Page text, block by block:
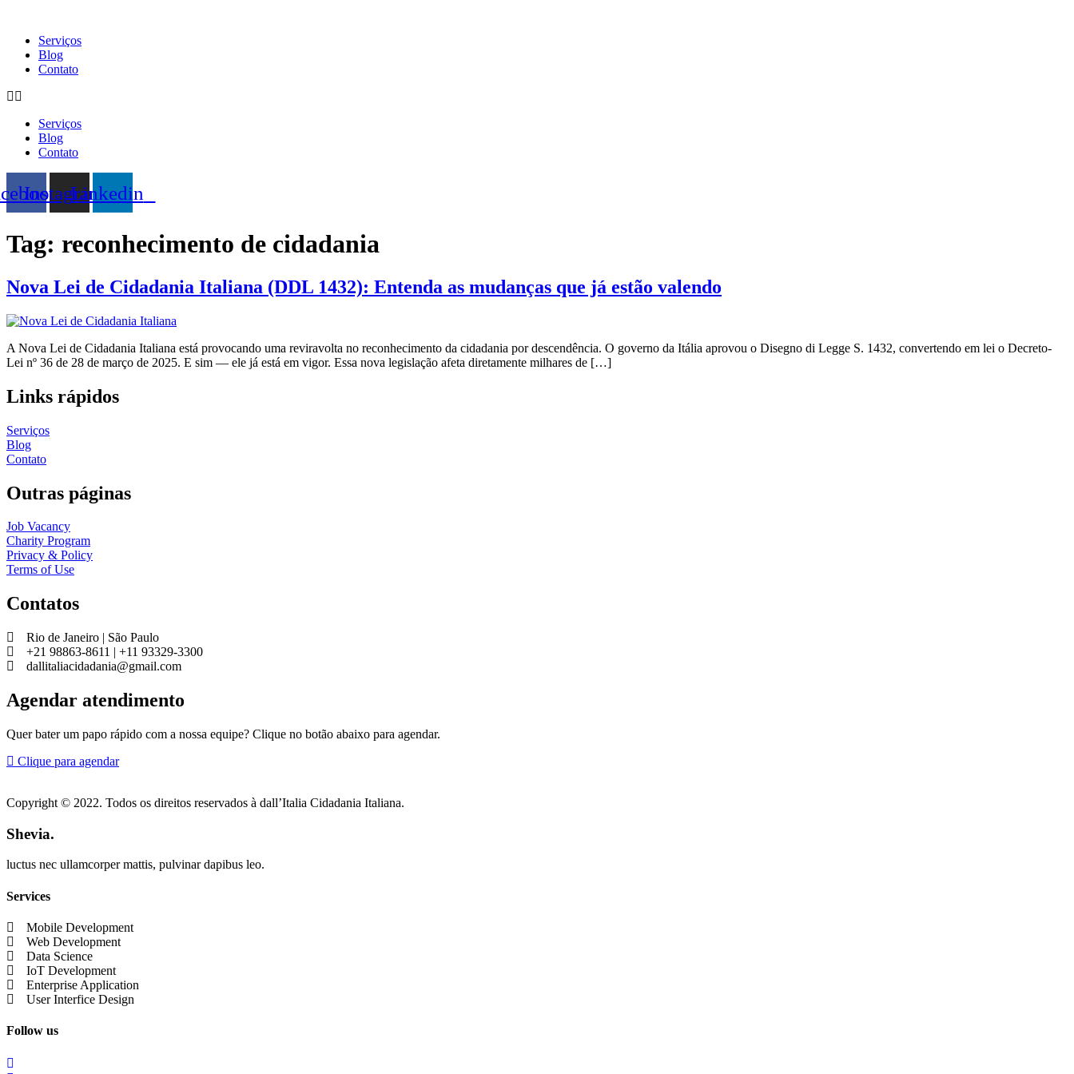
conteúdo
Serviços
Blog
Contato
Serviços
Blog
Contato
InstagramLinkedin
Tag: reconhecimento de cidadania
Nova Lei de Cidadania Italiana (DDL 1432): Entenda as mudanças que já estão valendo
A Nova Lei de Cidadania Italiana está provocando uma reviravolta no reconhecimento da cidadania por descendência. O governo da Itália aprovou o Disegno di Legge S. 1432, convertendo em lei o Decreto-
Lei nº 36 de 28 de março de 2025. E sim — ele já está em vigor. Essa nova legislação afeta diretamente milhares de […]
Links rápidos
Serviços
Blog
Contato
Outras páginas
Job Vacancy
Charity Program
Privacy & Policy
Terms of Use
Contatos
Rio de Janeiro | São Paulo
+21 98863-8611 | +11 93329-3300
dallitaliacidadania@gmail.com
Agendar atendimento
Quer bater um papo rápido com a nossa equipe? Clique no botão abaixo para agendar.
Clique para agendar
Copyright © 2022. Todos os direitos reservados à dall’Italia Cidadania Italiana.
Shevia.
luctus nec ullamcorper mattis, pulvinar dapibus leo.
Services
Mobile Development
Web Development
Data Science
IoT Development
Enterprise Application
User Interfice Design
Follow us